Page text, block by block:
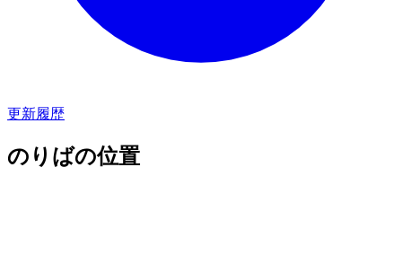
更新履歴
のりばの位置